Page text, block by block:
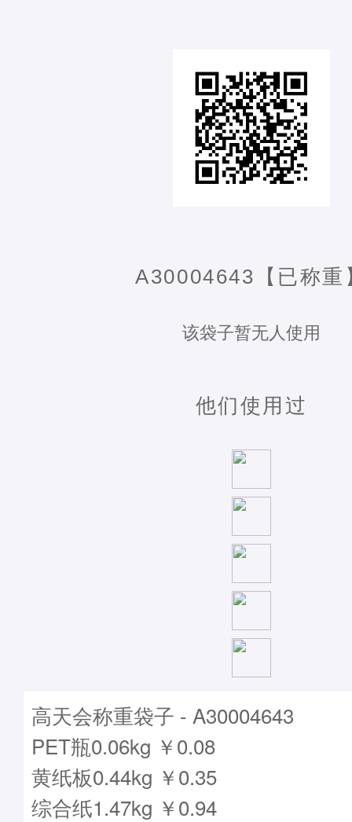
A30004643【已称重
该袋子暂无人使用
他们使用过
高天会称重袋子 - A30004643
PET瓶0.06kg ￥0.08
黄纸板0.44kg ￥0.35
综合纸1.47kg ￥0.94